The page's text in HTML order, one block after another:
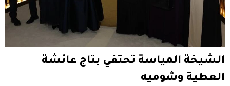
الشيخة المياسة تحتفي بتاج عائشة
العطية وشوميه